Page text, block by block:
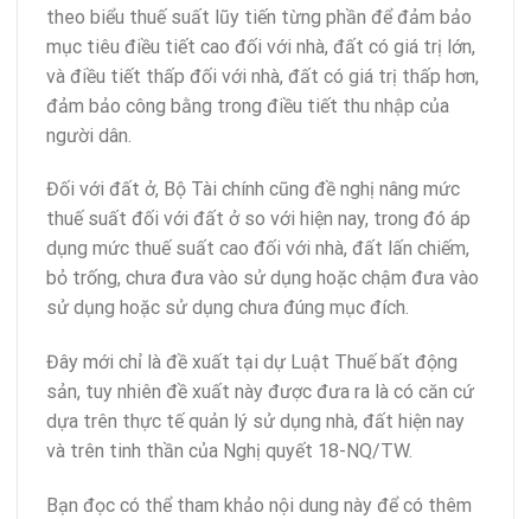
theo biểu thuế suất lũy tiến từng phần để đảm bảo
mục tiêu điều tiết cao đối với nhà, đất có giá trị lớn,
và điều tiết thấp đối với nhà, đất có giá trị thấp hơn,
đảm bảo công bằng trong điều tiết thu nhập của
người dân.
Đối với đất ở, Bộ Tài chính cũng đề nghị nâng mức
thuế suất đối với đất ở so với hiện nay, trong đó áp
dụng mức thuế suất cao đối với nhà, đất lấn chiếm,
bỏ trống, chưa đưa vào sử dụng hoặc chậm đưa vào
sử dụng hoặc sử dụng chưa đúng mục đích.
Đây mới chỉ là đề xuất tại dự Luật Thuế bất động
sản, tuy nhiên đề xuất này được đưa ra là có căn cứ
dựa trên thực tế quản lý sử dụng nhà, đất hiện nay
và trên tinh thần của Nghị quyết 18-NQ/TW.
Bạn đọc có thể tham khảo nội dung này để có thêm